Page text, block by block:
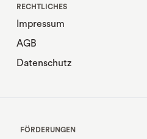
RECHTLICHES
Impressum
AGB
Datenschutz
FÖRDERUNGEN